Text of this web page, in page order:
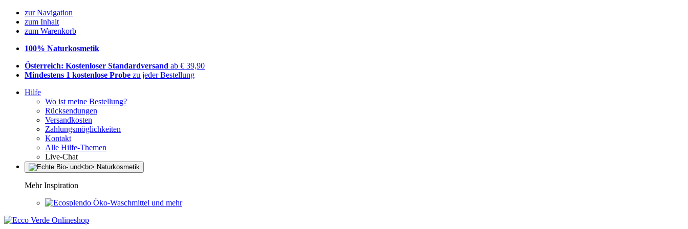
zur Navigation
zum Inhalt
zum Warenkorb
100% Naturkosmetik
Österreich: Kostenloser Standardversand ab € 39,90
Mindestens 1 kostenlose Probe zu jeder Bestellung
Hilfe
Wo ist meine Bestellung?
Rücksendungen
Versandkosten
Zahlungsmöglichkeiten
Kontakt
Alle Hilfe-Themen
Live-Chat
Mehr Inspiration
Öko-Waschmittel und mehr